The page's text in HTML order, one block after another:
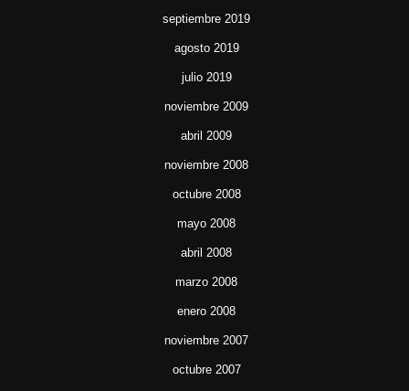
septiembre 2019
agosto 2019
julio 2019
noviembre 2009
abril 2009
noviembre 2008
octubre 2008
mayo 2008
abril 2008
marzo 2008
enero 2008
noviembre 2007
octubre 2007